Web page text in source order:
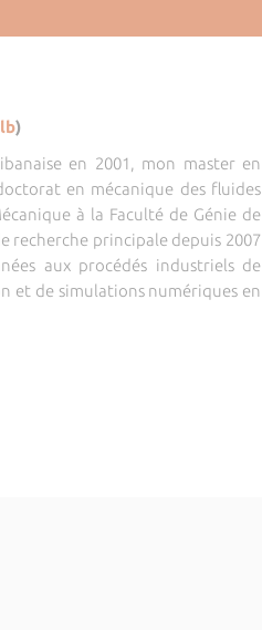
)
en 2001, mon master en
en mécanique des fluides
à la Faculté de Génie de
recherche principale depuis 2007
aux procédés industriels de
et de simulations numériques en